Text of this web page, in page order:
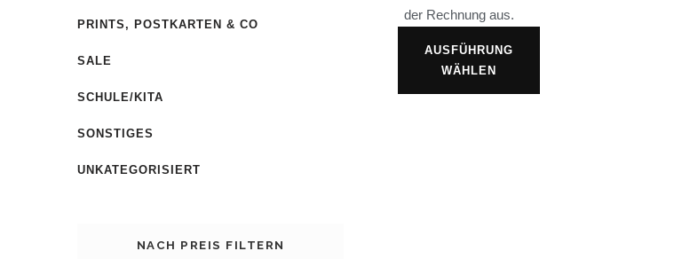
der Rechnung aus.
AUSFÜHRUNG
WÄHLEN
PRINTS, POSTKARTEN & CO
SALE
SCHULE/KITA
SONSTIGES
UNKATEGORISIERT
NACH PREIS FILTERN